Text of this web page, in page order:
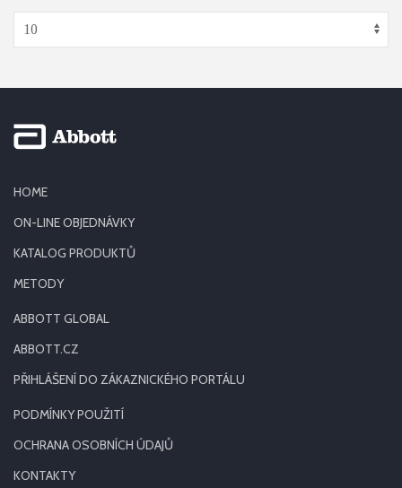
HOME
ON-LINE OBJEDNÁVKY
KATALOG PRODUKTŮ
METODY
ABBOTT GLOBAL
ABBOTT.CZ
PŘIHLÁŠENÍ DO ZÁKAZNICKÉHO PORTÁLU
PODMÍNKY POUŽITÍ
OCHRANA OSOBNÍCH ÚDAJŮ
KONTAKTY